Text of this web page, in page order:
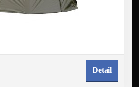
Detail